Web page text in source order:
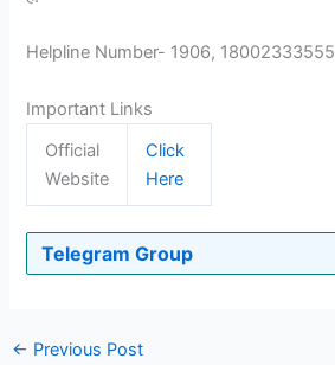
Helpline Number- 1906, 18002333555
Important Links
Official
Website
Click
Here
Telegram Group
← Previous Post